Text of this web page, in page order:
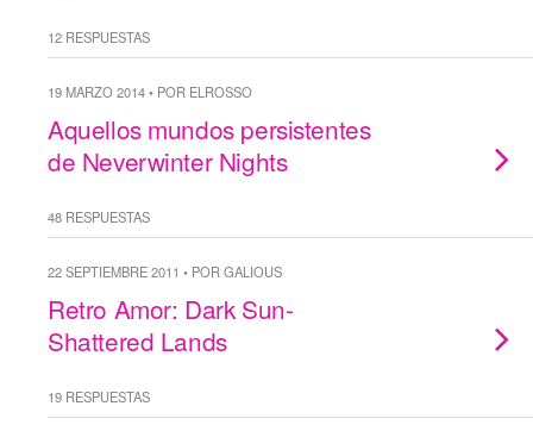
12 RESPUESTAS
19 MARZO 2014 • POR ELROSSO
Aquellos mundos persistentes
de Neverwinter Nights
48 RESPUESTAS
22 SEPTIEMBRE 2011 • POR GALIOUS
Retro Amor: Dark Sun-
Shattered Lands
19 RESPUESTAS